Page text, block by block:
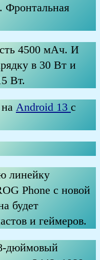
Фронтальная
4500 мАч. И
в 30 Вт и
Вт.
Android 13 с
линейку
Phone с новой
будет
и геймеров.
дюймовый